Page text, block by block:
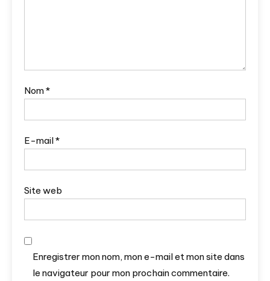
Nom*
E-mail*
Site web
Enregistrer mon nom, mon e-mail et mon site dans
le navigateur pour mon prochain commentaire.